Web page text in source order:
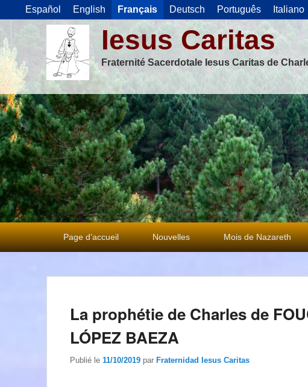
Español English Français Deutsch Português Italiano
Iesus Caritas
Fraternité Sacerdotale Iesus Caritas de
Premier
menu
Page d’accueil Nouvelles Mois de Nazareth
La prophétie de Charles de
LÓPEZ BAEZA
Publié le 11/10/2019 par Fraternidad Iesus Caritas